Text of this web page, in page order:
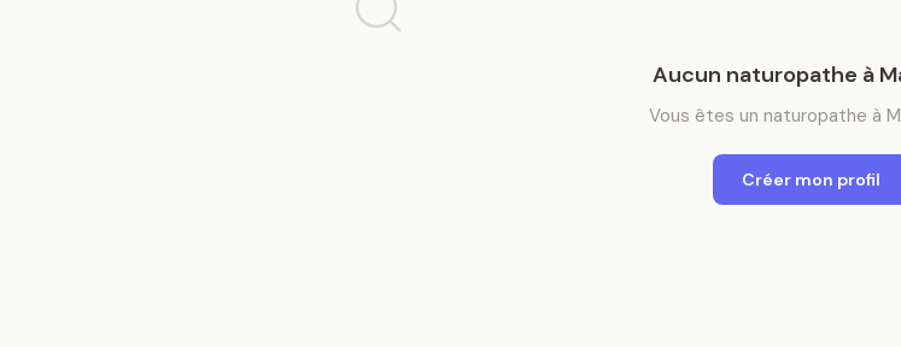
Aucun naturopathe à
Vous êtes un naturopathe à
Créer mon profil